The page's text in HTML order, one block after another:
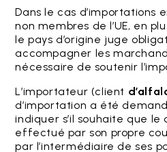
Dans le cas d’importations
non membres de l’UE, en
le pays d’origine juge
accompagner les
nécessaire de soutenir
L’importateur (client
d’importation a été
indiquer s’il souhaite que
effectué par son propre
par l’intermédiaire de ses